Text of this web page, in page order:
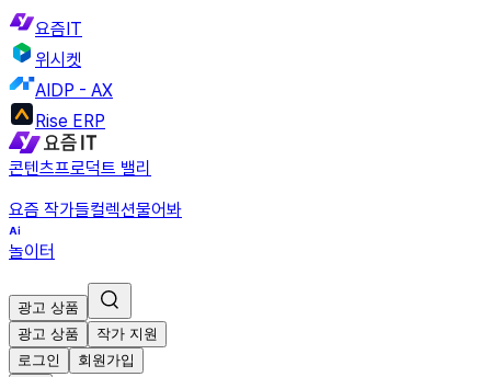
요즘IT
위시켓
AIDP - AX
Rise ERP
콘텐츠프로덕트 밸리
요즘 작가들컬렉션물어봐
놀이터
광고 상품
광고 상품
작가 지원
로그인
회원가입